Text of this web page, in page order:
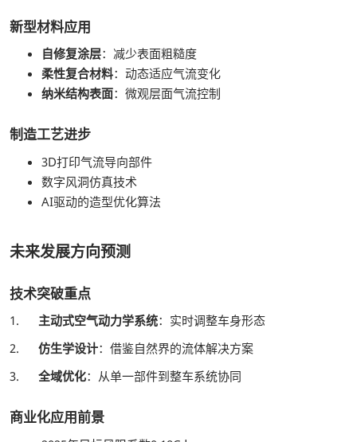
新型材料应用
自修复涂层：减少表面粗糙度
柔性复合材料：动态适应气流变化
纳米结构表面：微观层面气流控制
制造工艺进步
3D打印气流导向部件
数字风洞仿真技术
AI驱动的造型优化算法
未来发展方向预测
技术突破重点
1. 主动式空气动力学系统：实时调整车身形态
2. 仿生学设计：借鉴自然界的流体解决方案
3. 全域优化：从单一部件到整车系统协同
商业化应用前景